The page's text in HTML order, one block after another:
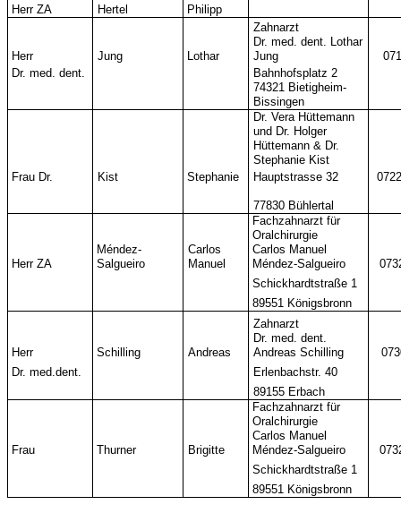
Herr ZA
Hertel
Philipp
Zahnarzt
Herr Jung Lothar
Dr. med. dent. Lothar
Jung
Dr. med. dent.
Bahnhofsplatz 2
74321 Bietigheim-
Bissingen
Dr. Vera Hüttemann
und Dr. Holger
Hüttemann & Dr.
Stephanie Kist
Frau Dr.
Kist Stephanie Hauptstrasse 32
77830 Bühlertal
Fachzahnarzt für
Oralchirurgie
Herr ZA
Méndez-
Salgueiro
Carlos
Manuel
Carlos Manuel
Méndez-Salgueiro
Schickhardtstraße 1
89551 Königsbronn
Zahnarzt
Herr Schilling Andreas
Dr. med. dent.
Andreas Schilling
Dr. med.dent.
Erlenbachstr. 40
89155 Erbach
Fachzahnarzt für
Oralchirurgie
Frau Thurner Brigitte
Carlos Manuel
Méndez-Salgueiro
Schickhardtstraße 1
89551 Königsbronn